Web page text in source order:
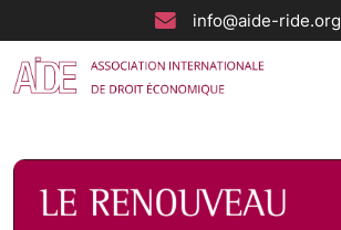
info@aide-ride.org